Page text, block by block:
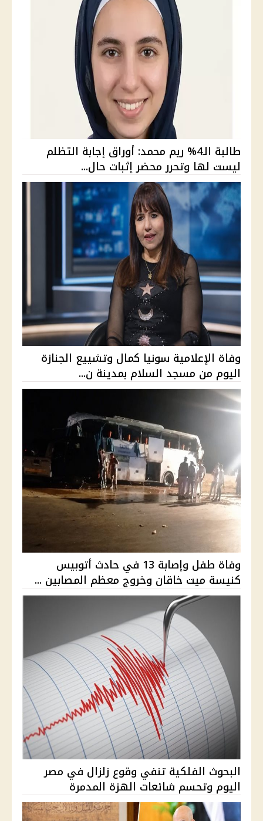
طالبة الـ4% ريم محمد: أوراق إجابة التظلم
ليست لها وتحرر محضر إثبات حال...
وفاة الإعلامية سونيا كمال وتشييع الجنازة
اليوم من مسجد السلام بمدينة ن...
وفاة طفل وإصابة 13 في حادث أتوبيس
كنيسة ميت خاقان وخروج معظم المصابين ...
البحوث الفلكية تنفي وقوع زلزال في مصر
اليوم وتحسم شائعات الهزة المدمرة